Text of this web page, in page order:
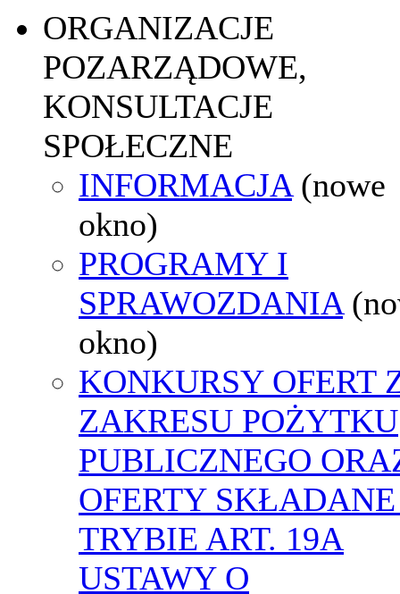
ORGANIZACJE
POZARZĄDOWE,
KONSULTACJE
SPOŁECZNE
INFORMACJA (nowe
okno)
PROGRAMY I
SPRAWOZDANIA
okno)
KONKURSY OFERT
ZAKRESU POŻYTKU
PUBLICZNEGO
OFERTY
TRYBIE ART. 19A
USTAWY O